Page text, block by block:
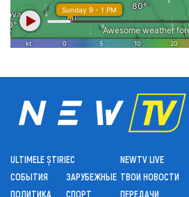
ULTIMELE ȘTIRI
СОБЫТИЯ
ПОЛИТИКА
ЕС
ЗАРУБЕЖНЫЕ
СПОРТ
NEWTV LIVE
ТВОИ НОВОСТИ
ПЕРЕДАЧИ